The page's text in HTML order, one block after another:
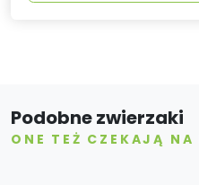
Podobne zwierzaki
ONE TEŻ CZEKAJĄ NA